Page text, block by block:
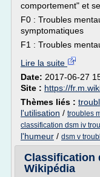
comportement" et
F0 : Troubles
symptomatiques
F1 : Troubles
Lire la suite
Date: 2017-06-27
Site : https://
Thèmes liés :
l'utilisation / troubles
classification dsm iv
l'humeur / dsm v
Classification
Wikipédia